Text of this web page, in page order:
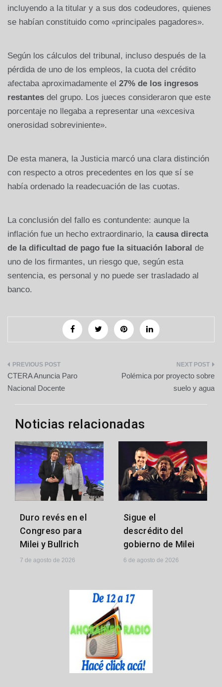
incluyendo a la titular y a sus dos codeudores, quienes
se habían constituido como «principales pagadores».
Según los cálculos del tribunal, incluso después de la
pérdida de uno de los empleos, la cuota del crédito
afectaba aproximadamente el 27% de los ingresos
restantes del grupo. Los jueces consideraron que este
porcentaje no llegaba a representar una «excesiva
onerosidad sobreviniente».
De esta manera, la Justicia marcó una clara distinción
con respecto a otros precedentes en los que sí se
había ordenado la readecuación de las cuotas.
La conclusión del fallo es contundente: aunque la
inflación fue un hecho extraordinario, la causa directa
de la dificultad de pago fue la situación laboral de
uno de los firmantes, un riesgo que, según esta
sentencia, es personal y no puede ser trasladado al
banco.
Navegación
de
entradas
CTERA Anuncia Paro
Nacional Docente
Polémica por proyecto sobre
suelo y agua
Noticias relacionadas
Duro revés en el
Congreso para
Milei y Bullrich
7 de agosto de 2026
Sigue el
descrédito del
gobierno de Milei
6 de agosto de 2026